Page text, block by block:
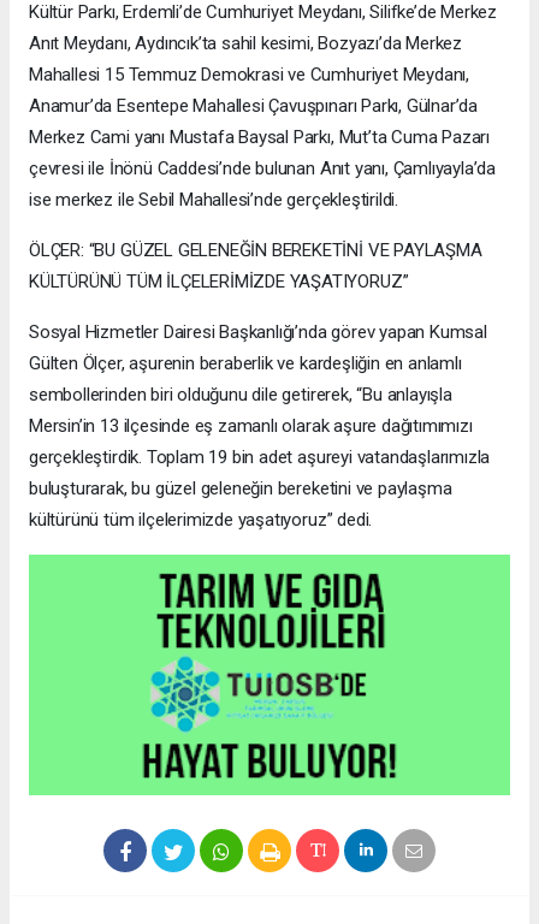
Kültür Parkı, Erdemli’de Cumhuriyet Meydanı, Silifke’de Merkez
Anıt Meydanı, Aydıncık’ta sahil kesimi, Bozyazı’da Merkez
Mahallesi 15 Temmuz Demokrasi ve Cumhuriyet Meydanı,
Anamur’da Esentepe Mahallesi Çavuşpınarı Parkı, Gülnar’da
Merkez Cami yanı Mustafa Baysal Parkı, Mut’ta Cuma Pazarı
çevresi ile İnönü Caddesi’nde bulunan Anıt yanı, Çamlıyayla’da
ise merkez ile Sebil Mahallesi’nde gerçekleştirildi.
ÖLÇER: “BU GÜZEL GELENEĞİN BEREKETİNİ VE PAYLAŞMA
KÜLTÜRÜNÜ TÜM İLÇELERİMİZDE YAŞATIYORUZ”
Sosyal Hizmetler Dairesi Başkanlığı’nda görev yapan Kumsal
Gülten Ölçer, aşurenin beraberlik ve kardeşliğin en anlamlı
sembollerinden biri olduğunu dile getirerek, “Bu anlayışla
Mersin’in 13 ilçesinde eş zamanlı olarak aşure dağıtımımızı
gerçekleştirdik. Toplam 19 bin adet aşureyi vatandaşlarımızla
buluşturarak, bu güzel geleneğin bereketini ve paylaşma
kültürünü tüm ilçelerimizde yaşatıyoruz” dedi.